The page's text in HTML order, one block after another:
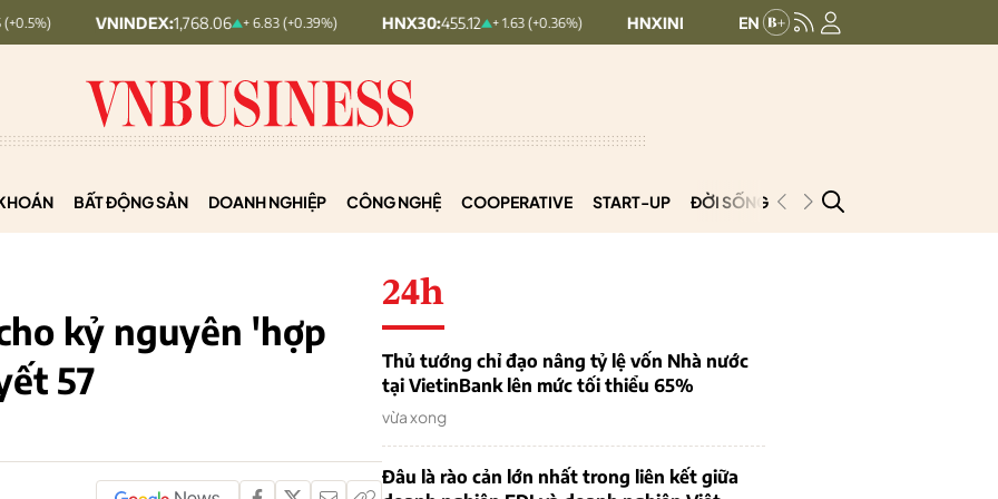
VNINDEX: 1,768.06 + 6.83 (+0.39%) HNX30: 455.12 + 1.63 (+0.36%) HNXINDEX: 293.44 + 0.25 (+0.09%) UPCOMINDEX:
BẤT ĐỘNG SẢN DOANH NGHIỆP CÔNG NGHỆ COOPERATIVE START-UP ĐỜI SỐNG PODCAST
kỷ nguyên 'hợp
57
24h
Thủ tướng chỉ đạo nâng tỷ lệ vốn Nhà nước
tại VietinBank lên mức tối thiểu 65%
vừa xong
Đâu là rào cản lớn nhất trong liên kết giữa